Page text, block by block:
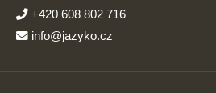
+420 608 802 716
info@jazyko.cz